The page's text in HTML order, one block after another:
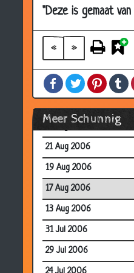
"Deze is gemaat
« »
FacebookTwitter
Meer Schunnig
29 Aug 2006
27 Aug 2006
24 Aug 2006
21 Aug 2006
19 Aug 2006
17 Aug 2006
13 Aug 2006
31 Jul 2006
29 Jul 2006